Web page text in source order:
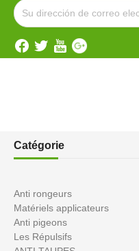
Catégorie
Anti rongeurs
Matériels applicateurs
Anti pigeons
Les Répulsifs